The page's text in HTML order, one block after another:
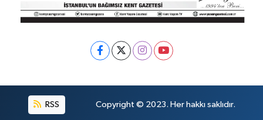
RSS Copyright © 2023. Her hakkı saklıdır.